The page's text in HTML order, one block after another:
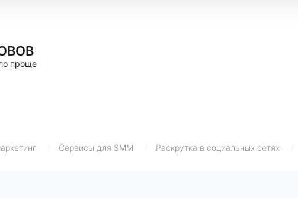
проще
Сервисы для SMM Раскрутка в социальных сетях